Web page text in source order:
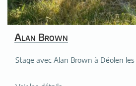
Alan Brown
Stage avec Alan Brown à Déolen les